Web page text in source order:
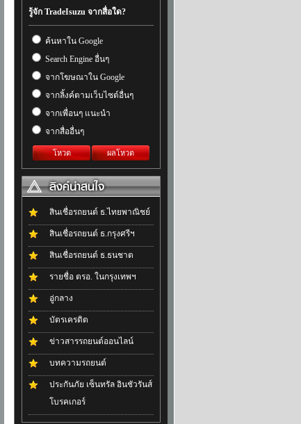
รู้จัก TradeIsuzu จากสื่อใด?
ค้นหาใน Google
Search Engine อื่นๆ
จากโฆษณาใน Google
จากลิ้งค์ตามเว็บไซต์อื่นๆ
จากเพื่อนๆ แนะนำ
จากสื่ออื่นๆ
โหวต ผลโหวต
สินเชื่อรถยนต์ ธ.ไทยพาณิชย์
สินเชื่อรถยนต์ ธ.กรุงศรีฯ
สินเชื่อรถยนต์ ธ.ธนชาต
รายชื่อ ตรอ. ในกรุงเทพฯ
อู่กลาง
บัตรเครดิต
ข่าวสารรถยนต์ออนไลน์
บทความรถยนต์
ประกันภัย เซ็นทรัล อินชัวรันส์
โบรคเกอร์